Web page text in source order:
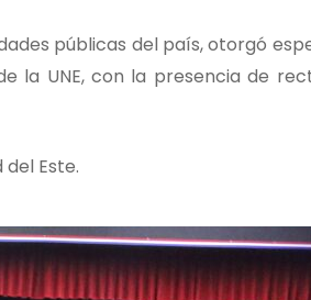
públicas del país, otorgó
la UNE, con la presencia de
Este.